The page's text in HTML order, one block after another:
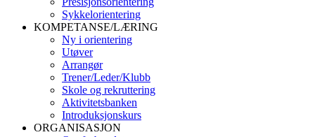
Sykkelorientering
KOMPETANSE/LÆRING
Ny i orientering
Utøver
Arrangør
Trener/Leder/Klubb
Skole og rekruttering
Aktivitetsbanken
Introduksjonskurs
ORGANISASJON